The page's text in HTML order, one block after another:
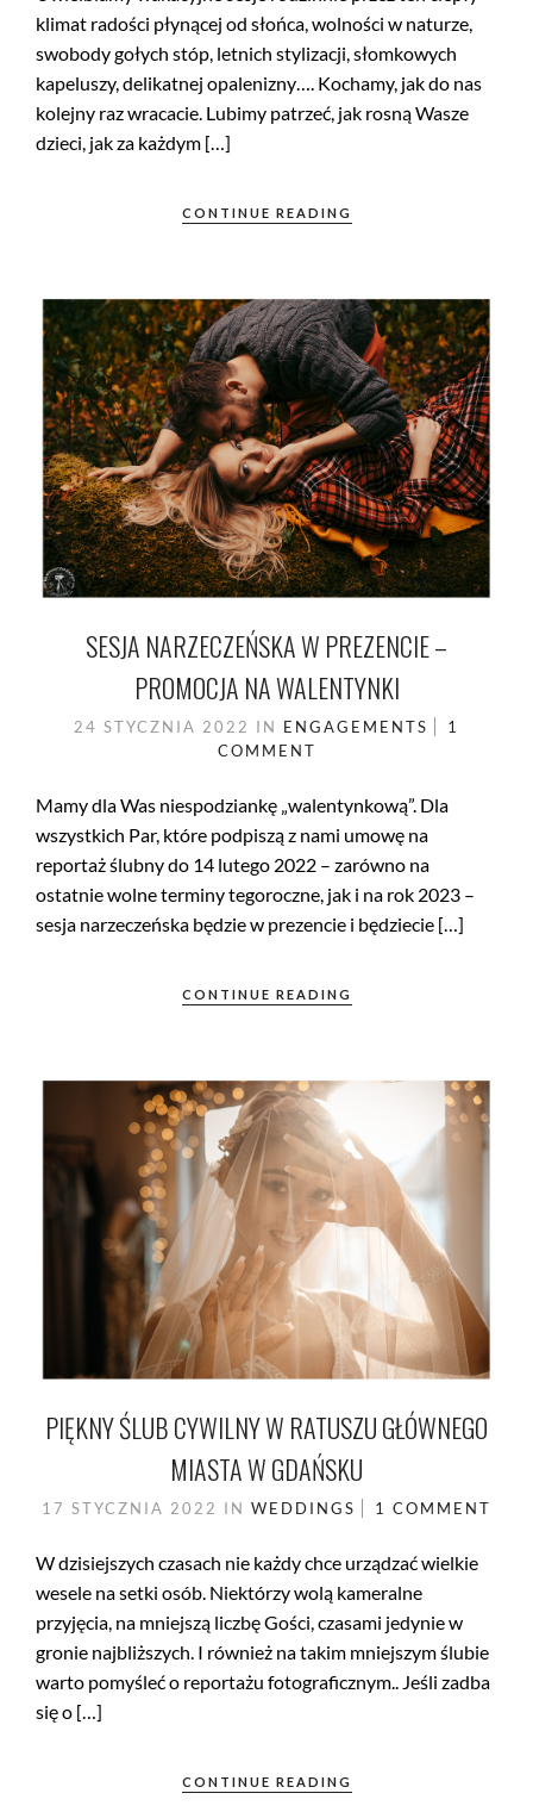
klimat radości płynącej od słońca, wolności w naturze,
swobody gołych stóp, letnich stylizacji, słomkowych
kapeluszy, delikatnej opalenizny…. Kochamy, jak do nas
kolejny raz wracacie. Lubimy patrzeć, jak rosną Wasze
dzieci, jak za każdym […]
CONTINUE READING
SESJA NARZECZEŃSKA W PREZENCIE –
PROMOCJA NA WALENTYNKI
24 STYCZNIA 2022 IN ENGAGEMENTS
1
COMMENT
Mamy dla Was niespodziankę „walentynkową”. Dla
wszystkich Par, które podpiszą z nami umowę na
reportaż ślubny do 14 lutego 2022 – zarówno na
ostatnie wolne terminy tegoroczne, jak i na rok 2023 –
sesja narzeczeńska będzie w prezencie i będziecie […]
CONTINUE READING
PIĘKNY ŚLUB CYWILNY W RATUSZU GŁÓWNEGO
MIASTA W GDAŃSKU
17 STYCZNIA 2022 IN WEDDINGS 1 COMMENT
W dzisiejszych czasach nie każdy chce urządzać wielkie
wesele na setki osób. Niektórzy wolą kameralne
przyjęcia, na mniejszą liczbę Gości, czasami jedynie w
gronie najbliższych. I również na takim mniejszym ślubie
warto pomyśleć o reportażu fotograficznym.. Jeśli zadba
się o […]
CONTINUE READING